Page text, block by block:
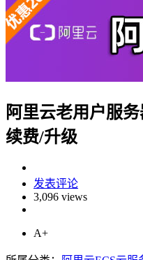
阿里云老用户服
续费/升级
发表评论
3,096 views
A+